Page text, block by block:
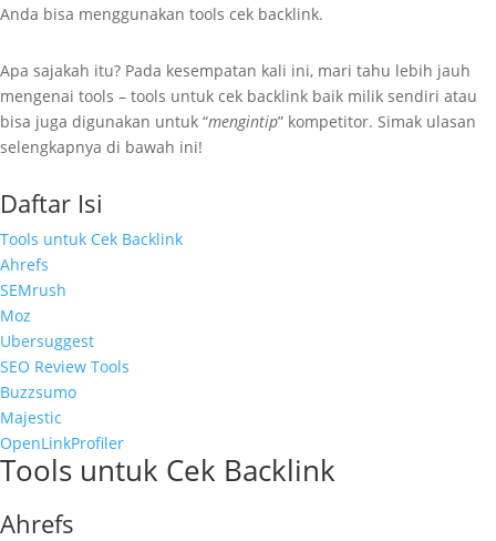
Anda bisa menggunakan tools cek backlink.
Apa sajakah itu? Pada kesempatan kali ini, mari tahu lebih jauh
mengenai tools – tools untuk cek backlink baik milik sendiri atau
bisa juga digunakan untuk “mengintip” kompetitor. Simak ulasan
selengkapnya di bawah ini!
Daftar Isi
Tools untuk Cek Backlink
Ahrefs
SEMrush
Moz
Ubersuggest
SEO Review Tools
Buzzsumo
Majestic
OpenLinkProfiler
Tools untuk Cek Backlink
Ahrefs